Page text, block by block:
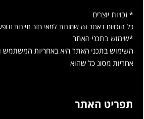
* זכויות יוצרים
כל הזכויות באתר זה שמורות למאי תור תיירות
*שימוש בתכני האתר
השימוש בתכני האתר היא באחריות המשתמש
אחריות מסוג כל שהוא
תפריט האתר